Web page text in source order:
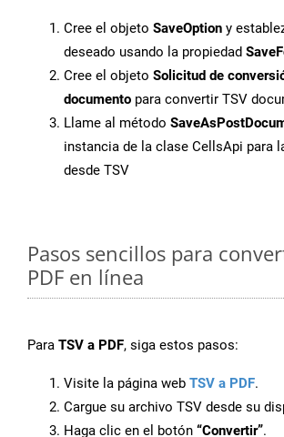
Cree el objeto SaveOption y
deseado usando la propiedad
Cree el objeto Solicitud de
documento para convertir TSV
Llame al método
instancia de la clase CellsApi para
desde TSV
Pasos sencillos para
PDF en línea
Para TSV a PDF, siga estos pasos:
Visite la página web TSV a PDF.
Cargue su archivo TSV desde su
Haga clic en el botón “Convertir”.